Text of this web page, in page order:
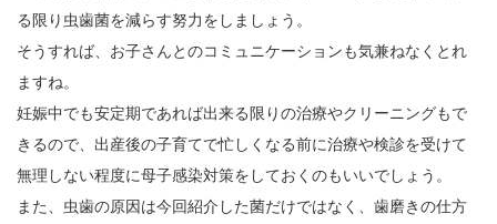
る限り虫歯菌を減らす努力をしましょう。
そうすれば、お子さんとのコミュニケーションも気兼ねなくとれ
ますね。
妊娠中でも安定期であれば出来る限りの治療やクリーニングもで
きるので、出産後の子育てで忙しくなる前に治療や検診を受けて
無理しない程度に母子感染対策をしておくのもいいでしょう。
また、虫歯の原因は今回紹介した菌だけではなく、歯磨きの仕方